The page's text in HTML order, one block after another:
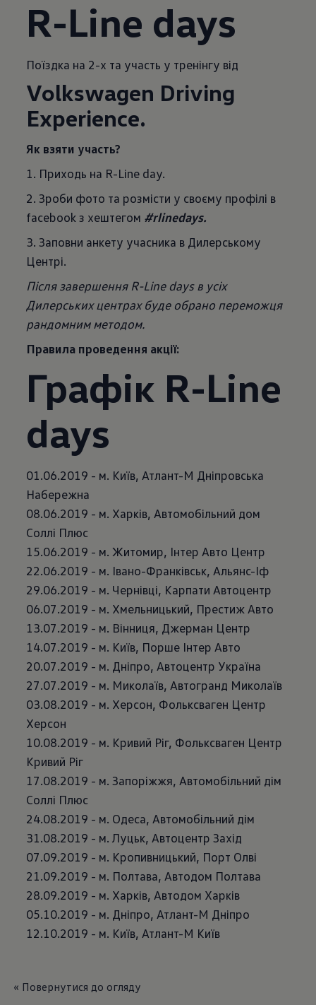
R-Line days
Поїздка на 2-х та участь у тренінгу від
Volkswagen Driving
Experience.
Як взяти участь?
1. Приходь на R-Line day.
2. Зроби фото та розмісти у своєму профілі в
facebook з хештегом #rlinedays.
3. Заповни анкету учасника в Дилерському
Центрі.
Після завершення R-Line days в усіх
Дилерських центрах буде обрано переможця
рандомним методом.
Правила проведення акції:
Графік R-Line
days
01.06.2019 - м. Київ, Атлант-М Дніпровська
Набережна
08.06.2019 - м. Харків, Автомобільний дом
Соллі Плюс
15.06.2019 - м. Житомир, Інтер Авто Центр
22.06.2019 - м. Івано-Франківськ, Альянс-Іф
29.06.2019 - м. Чернівці, Карпати Автоцентр
06.07.2019 - м. Хмельницький, Престиж Авто
13.07.2019 - м. Вінниця, Джерман Центр
14.07.2019 - м. Київ, Порше Інтер Авто
20.07.2019 - м. Дніпро, Автоцентр Україна
27.07.2019 - м. Миколаїв, Автогранд Миколаїв
03.08.2019 - м. Херсон, Фольксваген Центр
Херсон
10.08.2019 - м. Кривий Ріг, Фольксваген Центр
Кривий Ріг
17.08.2019 - м. Запоріжжя, Автомобільний дім
Соллі Плюс
24.08.2019 - м. Одеса, Автомобільний дім
31.08.2019 - м. Луцьк, Автоцентр Захід
07.09.2019 - м. Кропивницький, Порт Олві
21.09.2019 - м. Полтава, Автодом Полтава
28.09.2019 - м. Харків, Автодом Харків
05.10.2019 - м. Дніпро, Атлант-М Дніпро
12.10.2019 - м. Київ, Атлант-М Київ
« Повернутися до огляду